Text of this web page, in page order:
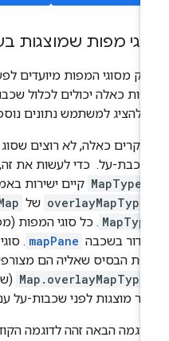
מפות שמוצגות
מסוגי המפות מיועדים לפעול
כאלה יכולים לכלול שכבות
להציג למשתמש נתונים נוספים.
כאלה, לא רוצים שסוג
על. כדי לעשות את זה,
MapType קיים ישירות
של Map
.
. כל סוגי המפות
בשכבה mapPane . סוגי
הבסיס שאליה הם מצורפים,
מוצגות לפני שכבות-על עם
הבאה זהה לדוגמה